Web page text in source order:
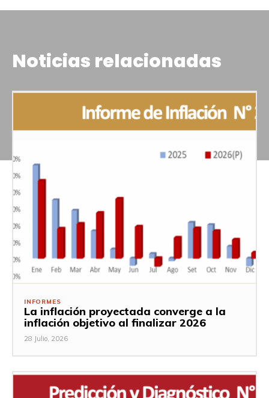
Noticias relacionadas
INFORMES
La inflación proyectada converge a la
inflación objetivo al finalizar 2026
28 Julio, 2026